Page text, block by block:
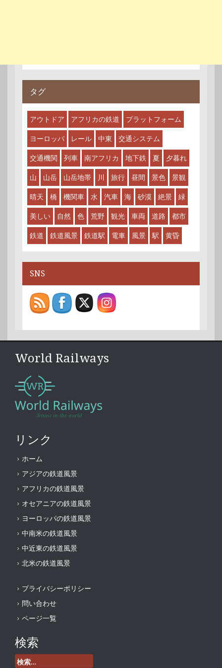
タグ
アウトドア アフリカの鉄道 プラットフォーム
ヨーロッパ レール 中東 交通システム
交通機関 列車 南アフリカ 地下鉄 夏 夕暮れ
山 山岳 山岳地帯 川 旅行 昼間 景色 景観
晴天 橋 機関車 水 汽車 海 砂漠 絶景 緑
美しい 自然 色 荒野 観光 車両 道路 都市
鉄道 鉄道風景 鉄道駅 電車 風景 駅 黄昏
SNS
World Railways
リンク
ホーム
アジアの鉄道風景
アフリカの鉄道風景
オセアニアの鉄道風景
ヨーロッパの鉄道風景
中南米の鉄道風景
中近東の鉄道風景
北米の鉄道風景
プライバシーポリシー
問い合わせ
ページ一覧
検索
検